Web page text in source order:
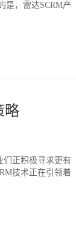
是，雷达SCRM产
略
们正积极寻求更有
技术正在引领着